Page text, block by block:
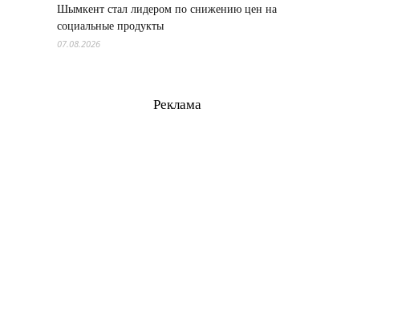
Шымкент стал лидером по снижению цен на
социальные продукты
07.08.2026
Реклама